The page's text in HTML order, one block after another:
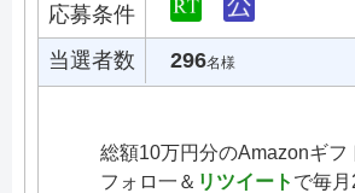
応募条件
当選者数
296名様
総額10万円分のAmazonギフ
フォロ一＆ リツイート で毎